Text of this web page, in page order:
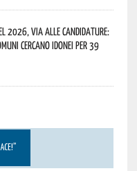
2026, via alle candidature:
cercano idonei per 39